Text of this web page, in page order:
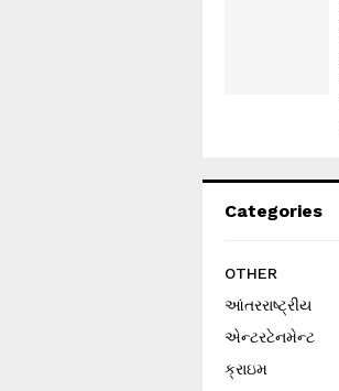
Categories
OTHER
આંતરરાષ્ટ્રીય
એન્ટરટેનમેન્ટ
ક્રાઇમ